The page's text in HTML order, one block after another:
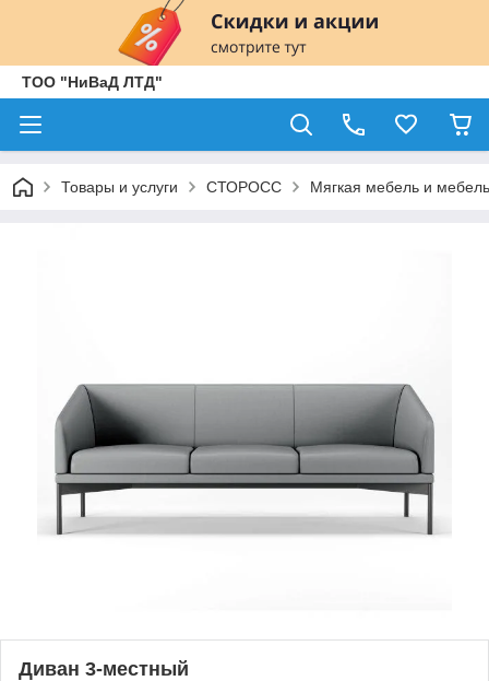
ТОО "НиВаД ЛТД"
Товары и услуги СТОРОСС Мягкая мебель и
Диван 3-местный